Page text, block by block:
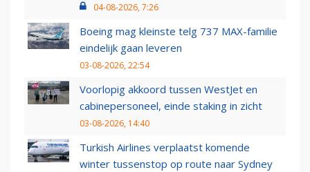
04-08-2026, 7:26
Boeing mag kleinste telg 737 MAX-familie
eindelijk gaan leveren
03-08-2026, 22:54
Voorlopig akkoord tussen WestJet en
cabinepersoneel, einde staking in zicht
03-08-2026, 14:40
Turkish Airlines verplaatst komende
winter tussenstop op route naar Sydney